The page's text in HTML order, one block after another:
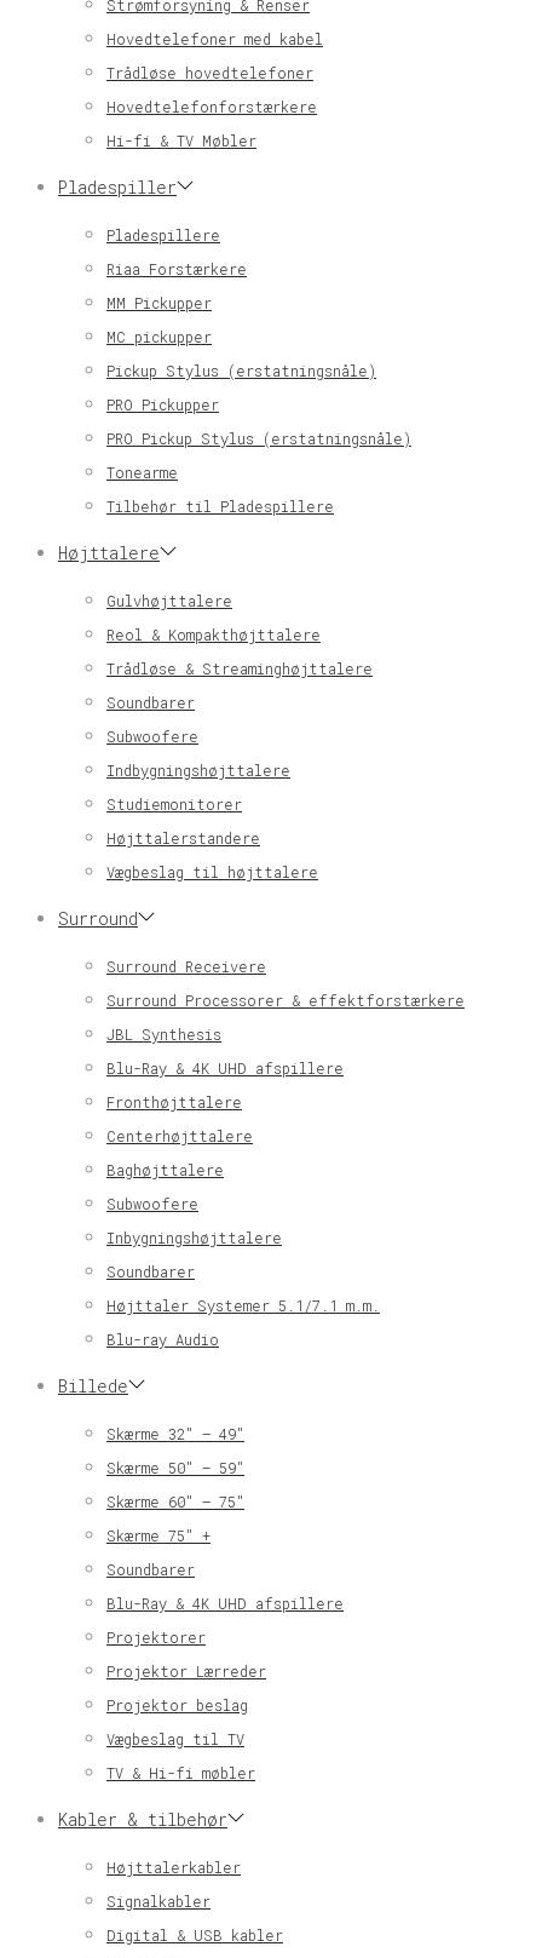
Strømforsyning & Renser
Hovedtelefoner med kabel
Trådløse hovedtelefoner
Hovedtelefonforstærkere
Hi-fi & TV Møbler
Pladespiller
Pladespillere
Riaa Forstærkere
MM Pickupper
MC pickupper
Pickup Stylus (erstatningsnåle)
PRO Pickupper
PRO Pickup Stylus (erstatningsnåle)
Tonearme
Tilbehør til Pladespillere
Højttalere
Gulvhøjttalere
Reol & Kompakthøjttalere
Trådløse & Streaminghøjttalere
Soundbarer
Subwoofere
Indbygningshøjttalere
Studiemonitorer
Højttalerstandere
Vægbeslag til højttalere
Surround
Surround Receivere
Surround Processorer & effektforstærkere
JBL Synthesis
Blu-Ray & 4K UHD afspillere
Fronthøjttalere
Centerhøjttalere
Baghøjttalere
Subwoofere
Inbygningshøjttalere
Soundbarer
Højttaler Systemer 5.1/7.1 m.m.
Blu-ray Audio
Billede
Skærme 32″ – 49″
Skærme 50″ – 59″
Skærme 60″ – 75″
Skærme 75″ +
Soundbarer
Blu-Ray & 4K UHD afspillere
Projektorer
Projektor Lærreder
Projektor beslag
Vægbeslag til TV
TV & Hi-fi møbler
Kabler & tilbehør
Højttalerkabler
Signalkabler
Digital & USB kabler